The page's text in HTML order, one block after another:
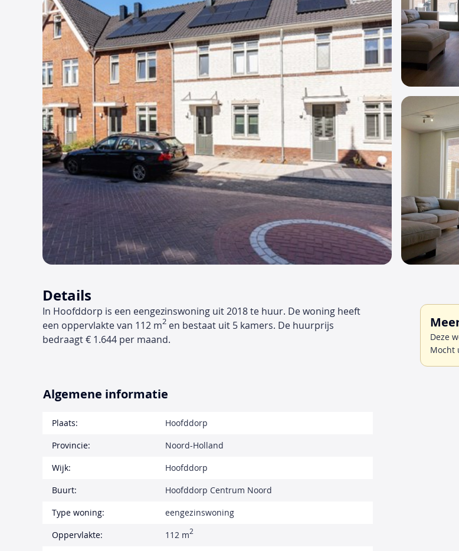
Details
In Hoofddorp is een eengezinswoning uit 2018 te huur. De woning heeft
een oppervlakte van 112 m2 en bestaat uit 5 kamers. De huurprijs
bedraagt € 1.644 per maand.
Deze
Mocht
Algemene informatie
Plaats:
Hoofddorp
Provincie:
Noord-Holland
Wijk:
Hoofddorp
Buurt:
Hoofddorp Centrum Noord
Type woning:
eengezinswoning
Oppervlakte:
112 m2